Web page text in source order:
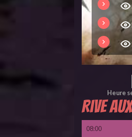
Heure
Rive
08:00